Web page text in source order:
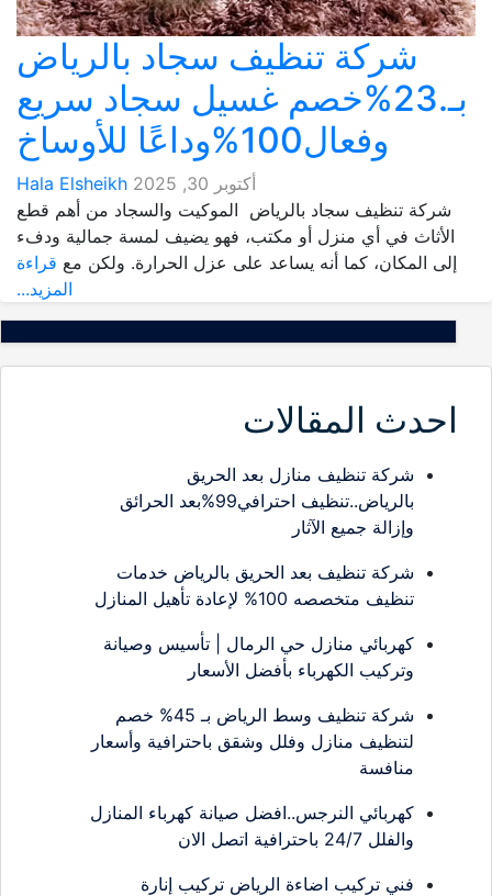
شركة تنظيف سجاد بالرياض
بـ.23%خصم غسيل سجاد سريع
وفعال100%وداعًا للأوساخ
أكتوبر 30, 2025
Hala Elsheikh
شركة تنظيف سجاد بالرياض الموكيت والسجاد من أهم قطع
الأثاث في أي منزل أو مكتب، فهو يضيف لمسة جمالية ودفء
إلى المكان، كما أنه يساعد على عزل الحرارة. ولكن مع قراءة
المزيد...
احدث المقالات
شركة تنظيف منازل بعد الحريق
بالرياض..تنظيف احترافي99%بعد الحرائق
وإزالة جميع الآثار
شركة تنظيف بعد الحريق بالرياض خدمات
تنظيف متخصصه 100% لإعادة تأهيل المنازل
كهربائي منازل حي الرمال | تأسيس وصيانة
وتركيب الكهرباء بأفضل الأسعار
شركة تنظيف وسط الرياض بـ 45% خصم
لتنظيف منازل وفلل وشقق باحترافية وأسعار
منافسة
كهربائي النرجس..افضل صيانة كهرباء المنازل
والفلل 24/7 باحترافية اتصل الان
فني تركيب اضاءة الرياض تركيب إنارة